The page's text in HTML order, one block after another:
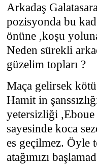
Arkadaş
pozisyonda bu
önüne ,koşu
Neden sürekli
güzelim topları ?
Maça gelirsek
Hamit in
yetersizliği ,Eboue
sayesinde koca
es geçilmez. Öyle
atağımızı